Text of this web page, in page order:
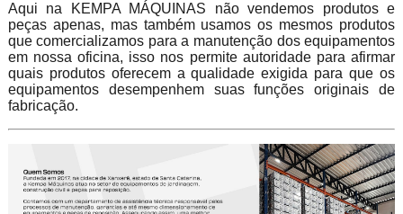
Aqui na KEMPA MÁQUINAS não vendemos produtos e
peças apenas, mas também usamos os mesmos produtos
que comercializamos para a manutenção dos equipamentos
em nossa oficina, isso nos permite autoridade para afirmar
quais produtos oferecem a qualidade exigida para que os
equipamentos desempenhem suas funções originais de
fabricação.